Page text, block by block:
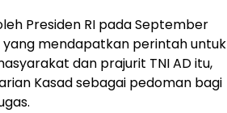
Presiden RI pada September
yang mendapatkan perintah untuk
dan prajurit TNI AD itu,
Kasad sebagai pedoman bagi